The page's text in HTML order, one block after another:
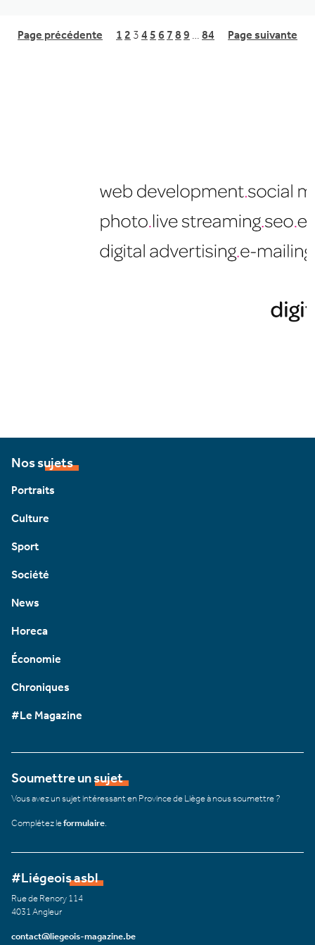
Page précédente 1 2 3 4 5 6 7 8 9 84 Page suivante
Nos sujets
Portraits
Culture
Sport
Société
News
Horeca
Économie
Chroniques
#Le Magazine
Soumettre un sujet
Vous avez un sujet intéressant en Province de Liège à nous soumettre ?
Complétez leformulaire
#Liégeois asbl
Rue de Renory 114
4031 Angleur
contact@liegeois-magazine.be